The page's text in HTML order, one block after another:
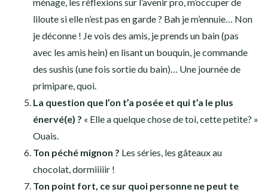
liloute si elle n’est pas en garde ? Bah je m’ennuie… Non
je déconne ! Je vois des amis, je prends un bain (pas
avec les amis hein) en lisant un bouquin, je commande
des sushis (une fois sortie du bain)… Une journée de
primipare, quoi.
La question que l’on t’a posée et qui t’a le plus
énervé(e) ? « Elle a quelque chose de toi, cette petite? »
Ouais.
Ton péché mignon ? Les séries, les gâteaux au
chocolat, dormiiiiir !
Ton point fort, ce sur quoi personne ne peut te